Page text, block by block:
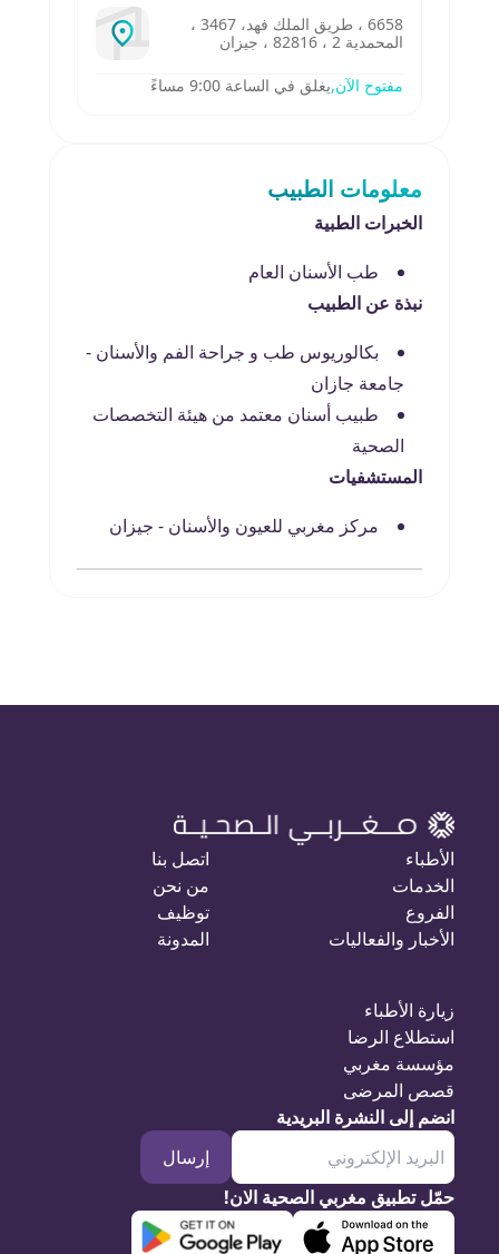
6658 ، طريق الملك فهد، 3467 ،
المحمدية 2 ، 82816 ، جيزان
مفتوح الآن,يغلق في الساعة 9:00 مساءً
معلومات الطبيب
الخبرات الطبية
طب الأسنان العام
نبذة عن الطبيب
بكالوريوس طب و جراحة الفم والأسنان -
جامعة جازان
طبيب أسنان معتمد من هيئة التخصصات
الصحية
المستشفيات
مركز مغربي للعيون والأسنان - جيزان
الأطباء
الخدمات
الفروع
الأخبار والفعاليات
اتصل بنا
من نحن
توظيف
المدونة
زيارة الأطباء
استطلاع الرضا
مؤسسة مغربي
قصص المرضى
انضم إلى النشرة البريدية
إرسال
حمّل تطبيق مغربي الصحية الان!